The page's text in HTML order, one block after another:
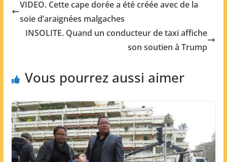
VIDEO. Cette cape dorée a été créée avec de la
soie d’araignées malgaches
INSOLITE. Quand un conducteur de taxi affiche
son soutien à Trump
Vous pourrez aussi aimer